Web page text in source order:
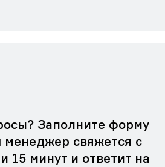
Заполните форму
менеджер свяжется с
15 минут и ответит на